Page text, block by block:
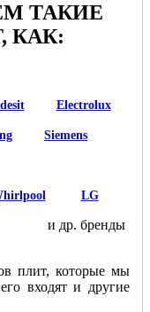
ТАКИЕ
КАК:
Electrolux
Siemens
LG
и др. бренды
плит, которые мы
входят и другие